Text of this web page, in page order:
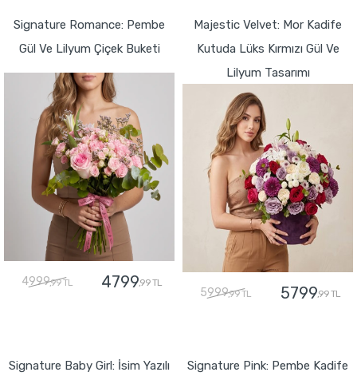
Signature Romance: Pembe
Gül Ve Lilyum Çiçek Buketi
4999,99 TL 4799,99 TL
Majestic Velvet: Mor Kadife
Kutuda Lüks Kırmızı Gül Ve
Lilyum Tasarımı
5999,99 TL 5799,99 TL
Signature Baby Girl: İsim Yazılı
Signature Pink: Pembe Kadife